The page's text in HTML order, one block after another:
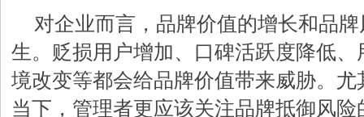
对企业而言，品牌价值的增长和品
生。贬损用户增加、口碑活跃度降低
境改变等都会给品牌价值带来威胁。
当下，管理者更应该关注品牌抵御风